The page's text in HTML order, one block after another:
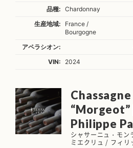
品種:
Chardonnay
生産地域:
France /
Bourgogne
アペラシオン:
VIN:
2024
Philippe
シャサーニュ・モン
ミエクリュ / フィリ